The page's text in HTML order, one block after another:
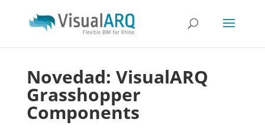
Novedad: VisualARQ
Grasshopper
Components